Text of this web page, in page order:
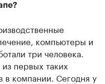
компьютеры и
три человека.
первых таких
в компании. Сегодня у